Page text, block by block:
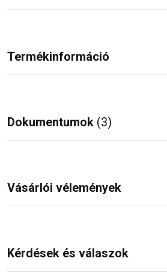
Termékinformáció
Dokumentumok (3)
Vásárlói vélemények
Kérdések és válaszok